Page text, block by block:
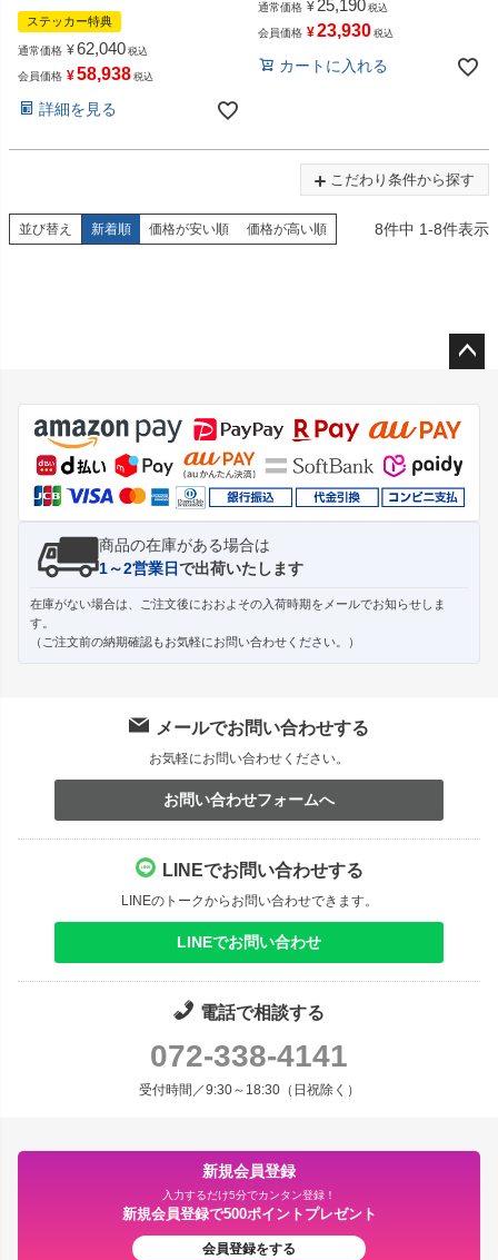
ステッカー特典
通常価格 ¥62,040 税込
会員価格 ¥58,938 税込
詳細を見る
通常価格 ¥ 25,190 税込
会員価格 ¥23,930 税込
カートに入れる
こだわり条件から探す
並び替え 新着順 価格が安い順 価格が高い順 8件中 1-8件表示
ジト
ップ
へ
商品の在庫がある場合は
1～2営業日で出荷いたします
在庫がない場合は、ご注文後におおよその入荷時期をメールでお知らせしま
す。
（ご注文前の納期確認もお気軽にお問い合わせください。）
メールでお問い合わせする
お気軽にお問い合わせください。
お問い合わせフォームへ
LINEでお問い合わせする
LINEのトークからお問い合わせできます。
LINEでお問い合わせ
電話で相談する
072-338-4141
受付時間／9:30～18:30（日祝除く）
新規会員登録
入力するだけ5分でカンタン登録！
新規会員登録で500ポイントプレゼント
会員登録をする